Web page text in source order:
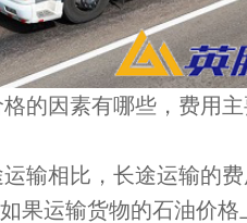
因素有哪些，费用主
相比，长途运输的费
果运输货物的石油价